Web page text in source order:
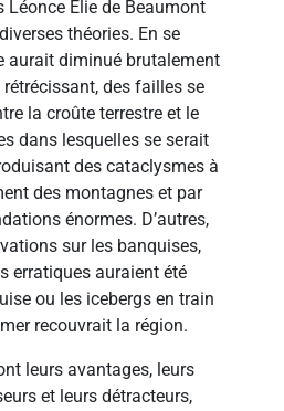
Léonce Élie de Beaumont
théories. En se
aurait diminué brutalement
des failles se
la croûte terrestre et le
dans lesquelles se serait
des cataclysmes à
des montagnes et par
énormes. D’autres,
sur les banquises,
erratiques auraient été
ou les icebergs en train
recouvrait la région.
leurs avantages, leurs
et leurs détracteurs,